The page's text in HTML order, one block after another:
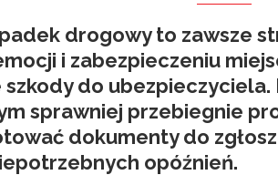
drogowy to zawsze
i zabezpieczeniu
szkody do
sprawniej przebiegnie
dokumenty do
opóźnień.